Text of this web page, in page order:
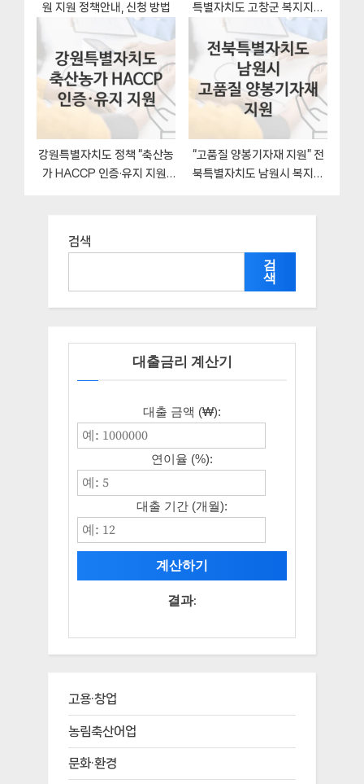
원 지원 정책안내, 신청 방법
특별자치도 고창군 복지지원
혜택 일정과 신청방법
강원특별자치도 정책 “축산농
가 HACCP 인증·유지 지원”
“고품질 양봉기자재 지원” 전
북특별자치도 남원시 복지지
검색
검
색
대출금리 계산기
대출 금액 (₩):
연이율 (%):
대출 기간 (개월):
계산하기
결과:
고용·창업
농림축산어업
문화·환경